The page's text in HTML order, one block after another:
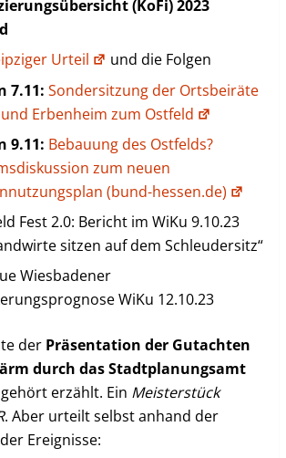
(KoFi) 2023
Urteil
und die Folgen
7.11: Sondersitzung der Ortsbeiräte
Erbenheim zum Ostfeld
9.11: Bebauung des Ostfelds?
zum neuen
(bund-hessen.de)
Fest 2.0: Bericht im WiKu 9.10.23
sitzen auf dem Schleudersitz“
Wiesbadener
WiKu 12.10.23
derPräsentation der Gutachten
durch das Stadtplanungsamt
gehört erzählt. Ein Meisterstück
. Aber urteilt selbst anhand der
Ereignisse: